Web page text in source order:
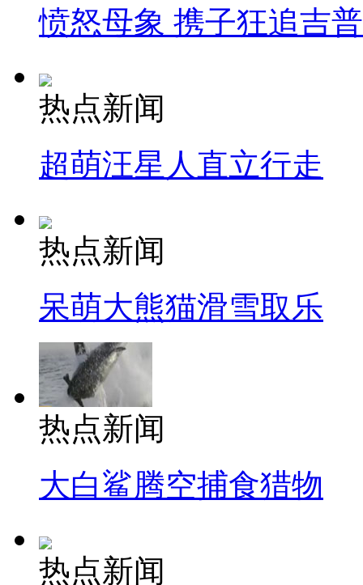
愤怒母象 携子狂追吉
热点新闻
超萌汪星人直立行走
热点新闻
呆萌大熊猫滑雪取乐
热点新闻
大白鲨腾空捕食猎物
热点新闻